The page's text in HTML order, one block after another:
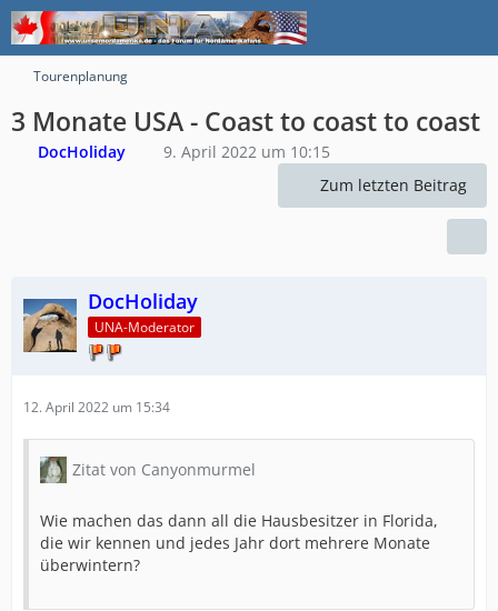
Tourenplanung
3 Monate USA - Coast to coast to coast
DocHoliday
9. April 2022 um 10:15
Zum letzten Beitrag
DocHoliday
UNA-Moderator
12. April 2022 um 15:34
Zitat von Canyonmurmel
Wie machen das dann all die Hausbesitzer in Florida,
die wir kennen und jedes Jahr dort mehrere Monate
überwintern?